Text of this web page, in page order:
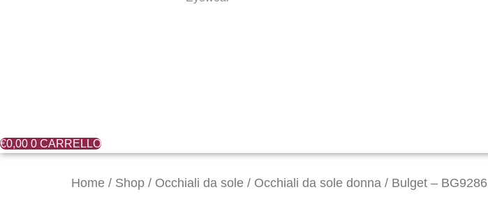
€0,00 0 CARRELLO
Home / Shop / Occhiali da sole / Occhiali da sole donna / Bulget – BG9286
prezzo
prezzo